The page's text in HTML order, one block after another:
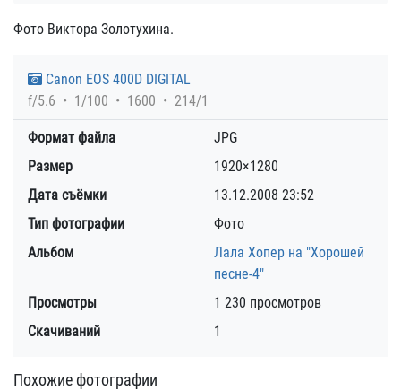
Фото Виктора Золотухина.
Canon EOS 400D DIGITAL
f/5.6
1/100 1600 214/1
Формат файла
JPG
Размер
1920×1280
Дата съёмки
13.12.2008 23:52
Тип фотографии
Фото
Альбом
Лала Хопер на "Хорошей
песне-4"
Просмотры
1 230 просмотров
Скачиваний
1
Похожие фотографии